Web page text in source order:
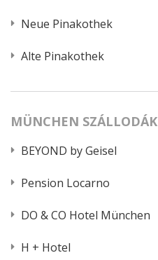
Neue Pinakothek
Alte Pinakothek
MÜNCHEN SZÁLLODÁK
BEYOND by Geisel
Pension Locarno
DO & CO Hotel München
H + Hotel